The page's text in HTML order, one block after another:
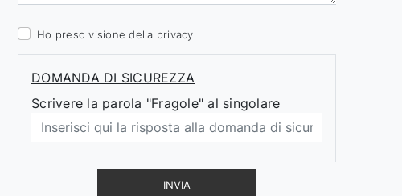
Ho preso visione della privacy
DOMANDA DI SICUREZZA
Scrivere la parola "Fragole" al singolare
INVIA